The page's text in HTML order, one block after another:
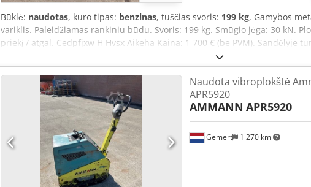
Būklė: naudotas, kuro tipas: benzinas, tuščias svoris: 199 kg, Gamybos
variklis. Paleidžiamas rankiniu būdu. Svoris: 199 kg. Smūgio jėga: 30 kN.
priekį / atgal. Cedpfjxw H Hvsx Aikeha Kaina: 1 700 € (be PVM). Sandėlyje
Gemert 1 270 km
Naudota vibroplokštė
APR5920
AMMANN APR5920